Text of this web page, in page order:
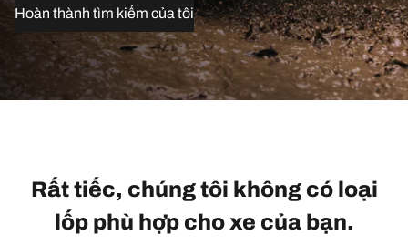
Hoàn thành tìm kiếm của tôi
Rất tiếc, chúng tôi không có loại
lốp phù hợp cho xe của bạn.